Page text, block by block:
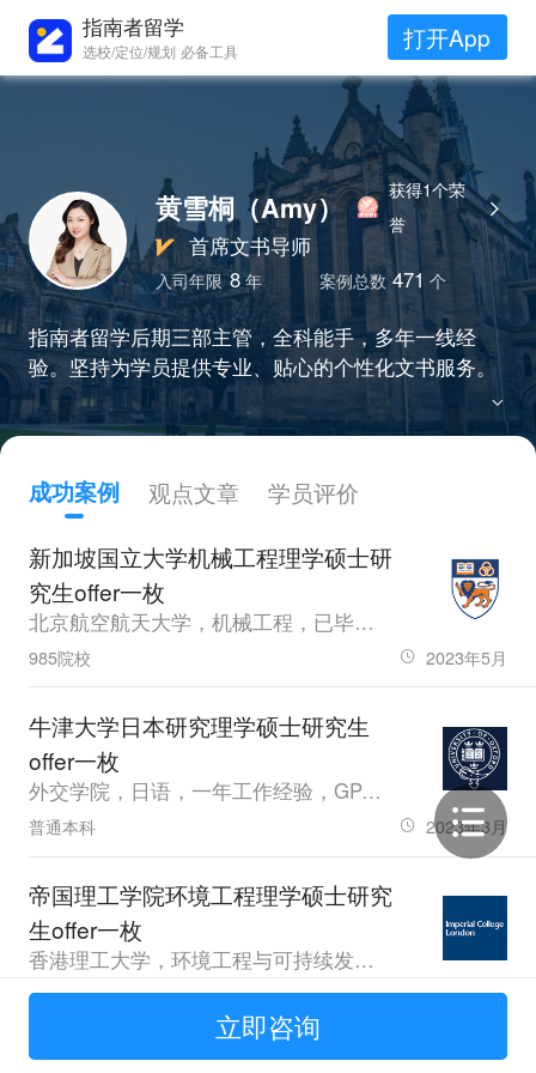
指南者留学
选校/定位/规划 必备工具 打开App
黄雪桐（Amy）
获得1个荣
誉
首席文书导师
入司年限 8年 案例总数 471 个
指南者留学后期三部主管，全科能手，多年一线经
验。坚持为学员提供专业、贴心的个性化文书服务。
成功案例 观点文章
学员评价
新加坡国立大学机械工程理学硕士研
究生offer一枚
北京航空航天大学，机械工程，已毕业，GPA84.87，雅思6.5
985院校 2023年5月
牛津大学日本研究理学硕士研究生
offer一枚
外交学院，日语，一年工作经验，GPA94，雅思7.5
普通本科 2023年3月
帝国理工学院环境工程理学硕士研究
生offer一枚
香港理工大学，环境工程与可持续发展，大四，GPA3.55，雅思7.0
海外本科 2020年4月
新加坡国立大学金融学理学硕士研究
立即咨询